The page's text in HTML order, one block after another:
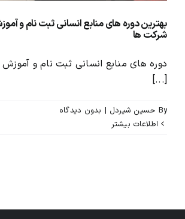
شرکت ها
[...]
By حسین شیردل | بدون ديدگاه
اطلاعات بیشتر